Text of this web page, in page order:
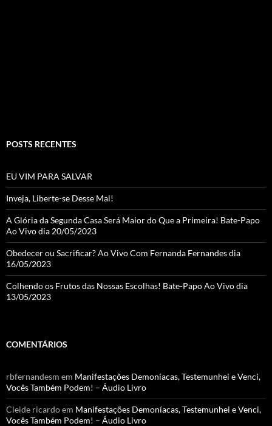
el
POSTS RECENTES
EU VIM PARA SALVAR
Inveja, Liberte-se Desse Mal!
A Glória da Segunda Casa Será Maior do Que a Primeira! Bate-Papo
Ao Vivo dia 20/05/2023
Obedecer ou Sacrificar? Ao Vivo Com Fernanda Fernandes dia
16/05/2023
Colhendo os Frutos das Nossas Escolhas! Bate-Papo Ao Vivo dia
13/05/2023
COMENTÁRIOS
rbfernandesm em Manifestações Demoníacas, Testemunhei e Venci,
Vocês Também Podem! – Áudio Livro
Cleide ricardoem Manifestações Demoníacas, Testemunhei e Venci,
Vocês Também Podem! – Áudio Livro